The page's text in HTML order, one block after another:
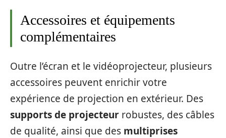
Accessoires et équipements
complémentaires
Outre l’écran et le vidéoprojecteur, plusieurs
accessoires peuvent enrichir votre
expérience de projection en extérieur. Des
supports de projecteur robustes, des câbles
de qualité, ainsi que des multiprises